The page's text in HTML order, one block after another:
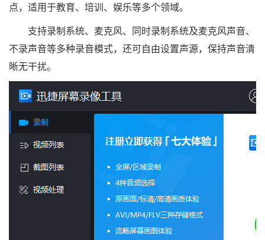
点，适用于教育、培训、娱乐等多个领域。
支持录制系统、麦克风、同时录制系统及麦克风声音、
不录声音等多种录音模式，还可自由设置声源，保持声音清
晰无干扰。